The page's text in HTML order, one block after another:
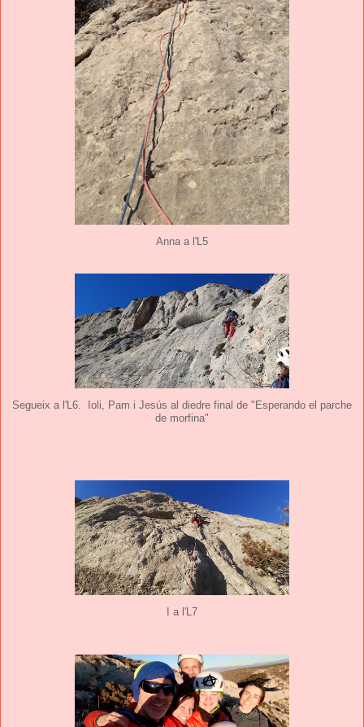
Anna a l'L5
Segueix a l'L6. Ioli, Pam i Jesús al diedre final de "Esperando el parche
de morfina"
I a l'L7